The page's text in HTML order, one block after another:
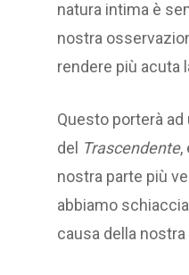
natura intima è
nostra
rendere più acuta
Questo porterà
del Trascendente,
nostra parte più
abbiamo
causa della